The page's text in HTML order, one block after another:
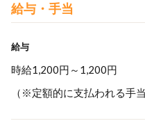
給与・手当
給与
時給1,200円～1,200円
（※定額的に支払われる手当